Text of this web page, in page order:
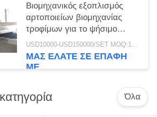
Βιομηχανικός εξοπλισμός
αρτοποιείων βιομηχανίας
τροφίμων για το ψήσιμο
Cupcakes που
αυτοματοποιείται
USD10000-USD150000/SET MOQ:1 σύνολο
ΜΑΣ ΕΛΆΤΕ ΣΕ ΕΠΑΦΉ
ΜΕ
Όλα